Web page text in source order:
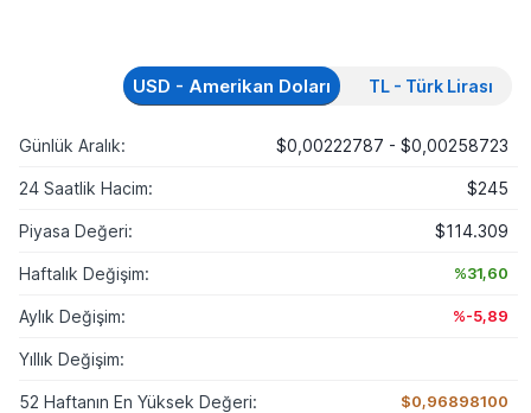
USD - Amerikan Doları TL - Türk Lirası
Günlük Aralık: $0,00222787 - $0,00258723
24 Saatlik Hacim: $245
Piyasa Değeri: $114.309
Haftalık Değişim: %31,60
Aylık Değişim: %-5,89
Yıllık Değişim:
52 Haftanın En Yüksek Değeri: $0,96898100